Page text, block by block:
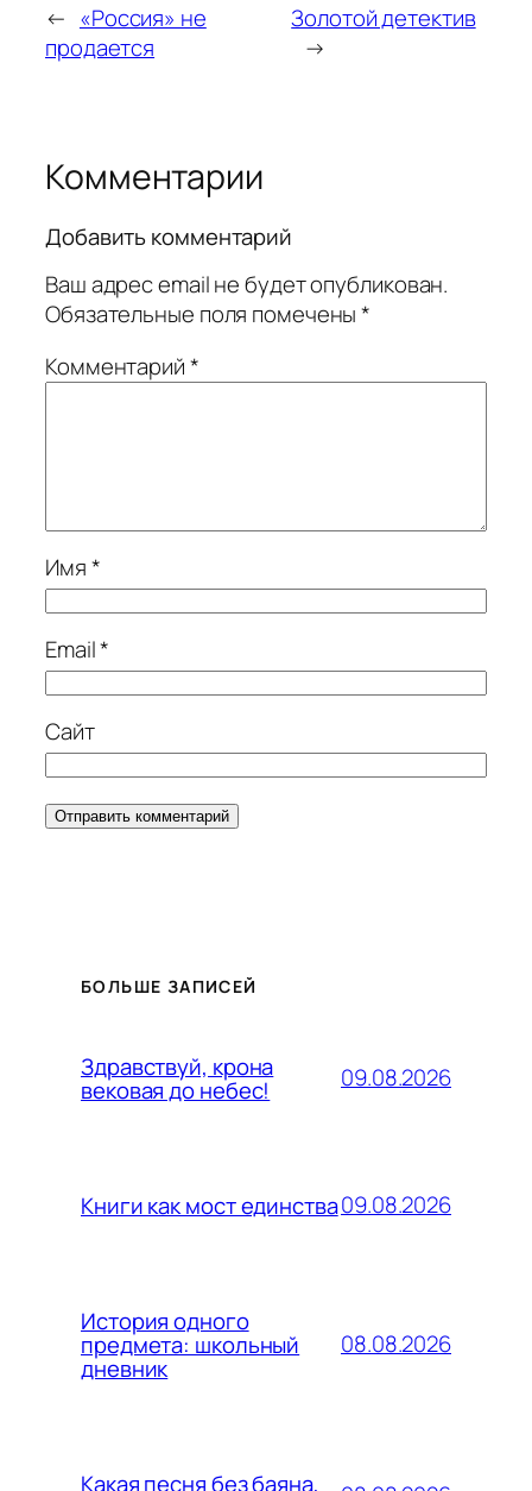
← «Россия» не
продается
Золотой детектив
→
Комментарии
Добавить комментарий
Ваш адрес email не будет опубликован.
Обязательные поля помечены*
Комментарий*
Имя*
Email*
Сайт
БОЛЬШЕ ЗАПИСЕЙ
Здравствуй, крона
вековая до небес! 09.08.2026
Книги как мост единства09.08.2026
История одного
предмета: школьный
дневник
08.08.2026
Какая песня без баяна,